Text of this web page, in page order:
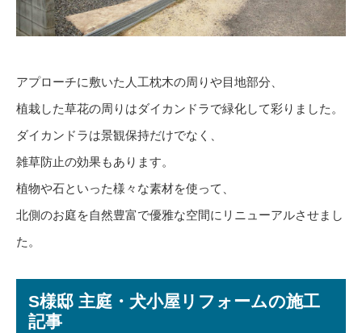
アプローチに敷いた人工枕木の周りや目地部分、
植栽した草花の周りはダイカンドラで緑化して彩りました。
ダイカンドラは景観保持だけでなく、
雑草防止の効果もあります。
植物や石といった様々な素材を使って、
北側のお庭を自然豊富で優雅な空間にリニューアルさせまし
た。
S様邸 主庭・犬小屋リフォームの施工
記事